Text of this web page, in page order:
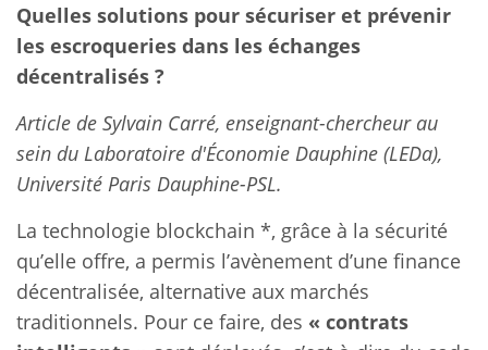
Quelles solutions pour sécuriser et prévenir
les escroqueries dans les échanges
décentralisés ?
Article de Sylvain Carré, enseignant-chercheur au
sein du Laboratoire d'Économie Dauphine (LEDa),
Université Paris Dauphine-PSL.
La technologie blockchain *, grâce à la sécurité
qu’elle offre, a permis l’avènement d’une finance
décentralisée, alternative aux marchés
traditionnels. Pour ce faire, des « contrats